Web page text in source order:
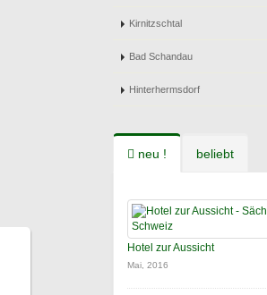
Kirnitzschtal
Bad Schandau
Hinterhermsdorf
neu ! beliebt
Hotel zur Aussicht
Mai, 2016